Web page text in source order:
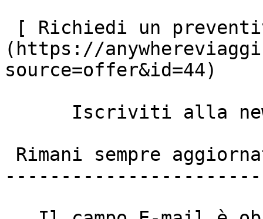
(https://
source=offer&id=44)